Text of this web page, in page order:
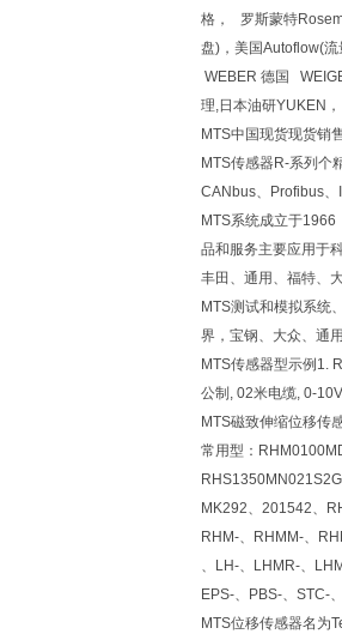
格， 罗斯蒙特
盘)，美国Autoflow(
WEBER 德国
理,日本油研YUKEN
MTS中国现货现货销
MTS传感器R-系列个
CANbus、Profibus、
MTS系统成立于
品和服务主要应用于
丰田、通用、福特、
MTS测试和模拟系统
界，宝钢、大众、通
MTS传感器型示例1.
公制, 02米电缆, 0-
MTS磁致伸缩位移传
常用型：
MK292、201542、
RHM-、RHMM-、
、LH-、LHMR-、
EPS-、PBS-、STC-
MTS位移传感器名为